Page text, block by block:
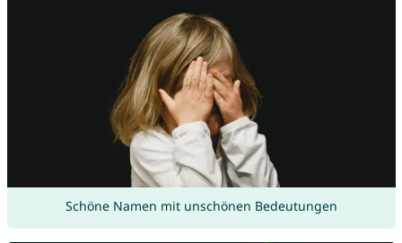
Schöne Namen mit unschönen Bedeutungen